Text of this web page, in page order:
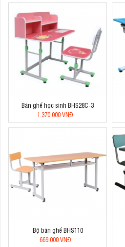
Bàn ghế học sinh BHS28C-3
1.370.000 VNĐ
Bộ bàn ghế BHS110
669.000 VNĐ